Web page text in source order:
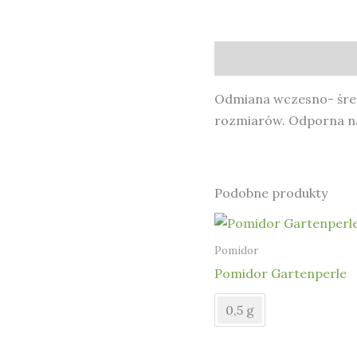
Odmiana wczesno-
rozmiarów. Odporna
Podobne produkty
Pomidor
Pomidor Gartenperle
0,5 g